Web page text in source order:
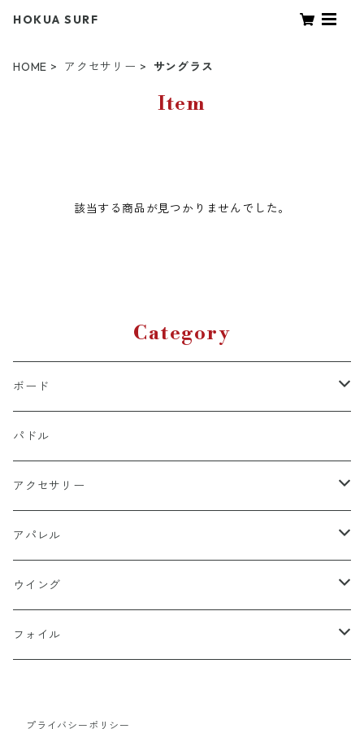
HOKUA SURF
HOME アクセサリー サングラス
Item
該当する商品が見つかりませんでした。
Category
ボード
SUP
FOIL
パドル
アクセサリー
リーシュコード
フィン
浮力体＆レース関連
アパレル
ウエア
バック
ウイング
STARBOARD x AIRUSH
フォイル
プライバシーポリシー